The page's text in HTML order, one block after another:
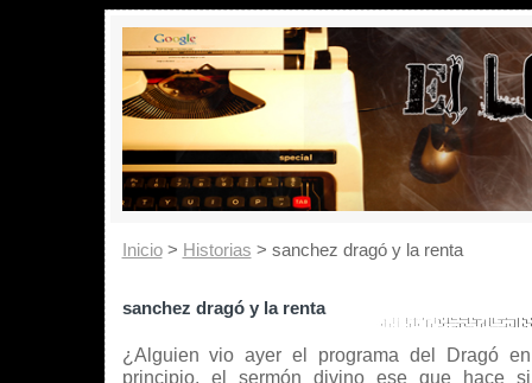
Inicio> Historias > sanchez dragó y la renta
sanchez dragó y la renta
¿Alguien vio ayer el programa del Dragó
principio, el sermón divino ese que hace